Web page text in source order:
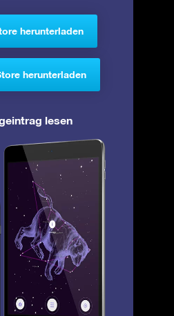
herunterladen
herunterladen
lesen